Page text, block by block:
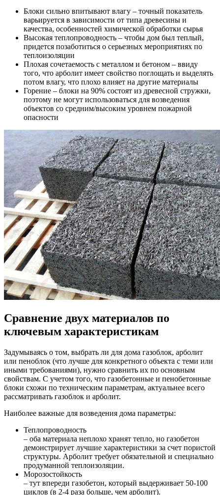
Блоки сильно впитывают влагу – точный показатель
варьируется в зависимости от типа древесины и
качества, особенностей химической обработки сырья
Высокая теплопроводность – чтобы дом был теплый,
придется позаботиться о серьезных мероприятиях по
теплоизоляции
Плохая сочетаемость с металлом и бетоном – ввиду
того, что арболит имеет свойство поглощать и выделять
потом влагу, что плохо влияет на другие материалы
Горение – блоки на 90% состоят из древесной стружки,
поэтому не могут использоваться для возведения
объектов со средним/высоким уровнем пожарной
опасности
Сравнение двух материалов по
ключевым характеристикам
Задумываясь о том, выбрать ли для дома газоблок, арболит
или пеноблок (что лучше для конкретного объекта с теми или
иными требованиями), нужно сравнить их по основным
свойствам. С учетом того, что газобетонные и пенобетонные
блоки схожи по техническим параметрам, актуальнее всего
рассматривать газоблок и арболит.
Наиболее важные для возведения дома параметры:
Теплопроводность
– оба материала неплохо хранят тепло, но газобетон
демонстрирует лучшие характеристики за счет пористой
структуры. Арболит требует обязательной и специально
продуманной теплоизоляции.
Морозостойкость
– тут впереди газобетон, который выдерживает 50-100
циклов (в 2-4 раза больше, чем арболит).